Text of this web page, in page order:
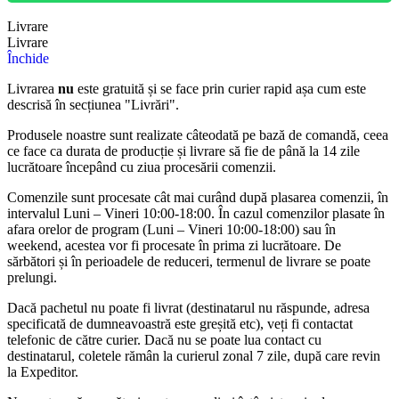
Livrare
Livrare
Închide
Livrarea nu este gratuită și se face prin curier rapid așa cum este
descrisă în secțiunea "Livrări".
Produsele noastre sunt realizate câteodată pe bază de comandă, ceea
ce face ca durata de producție și livrare să fie de până la 14 zile
lucrătoare începând cu ziua procesării comenzii.
Comenzile sunt procesate cât mai curând după plasarea comenzii, în
intervalul Luni – Vineri 10:00-18:00. În cazul comenzilor plasate în
afara orelor de program (Luni – Vineri 10:00-18:00) sau în
weekend, acestea vor fi procesate în prima zi lucrătoare. De
sărbători și în perioadele de reduceri, termenul de livrare se poate
prelungi.
Dacă pachetul nu poate fi livrat (destinatarul nu răspunde, adresa
specificată de dumneavoastră este greșită etc), veți fi contactat
telefonic de către curier. Dacă nu se poate lua contact cu
destinatarul, coletele rămân la curierul zonal 7 zile, după care revin
la Expeditor.